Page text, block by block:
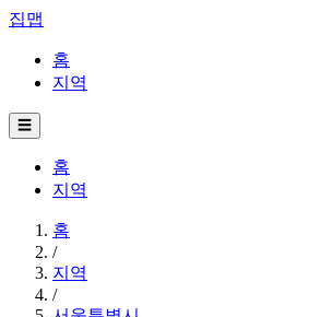
집맵
홈
지역
☰
홈
지역
홈
/
지역
/